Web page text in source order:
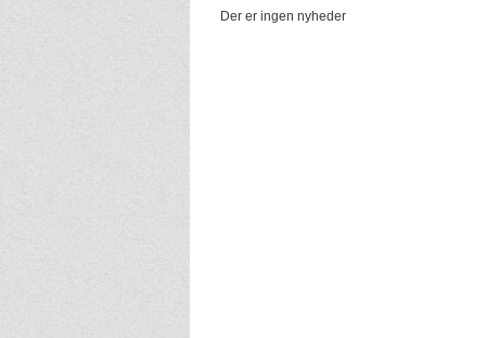
Der er ingen nyheder